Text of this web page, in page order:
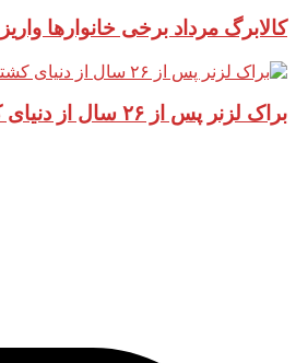
کالابرگ مرداد برخی خانوارها
براک لزنر پس از ۲۶ سال از دنیای کشتی کج خداحافظی کرد